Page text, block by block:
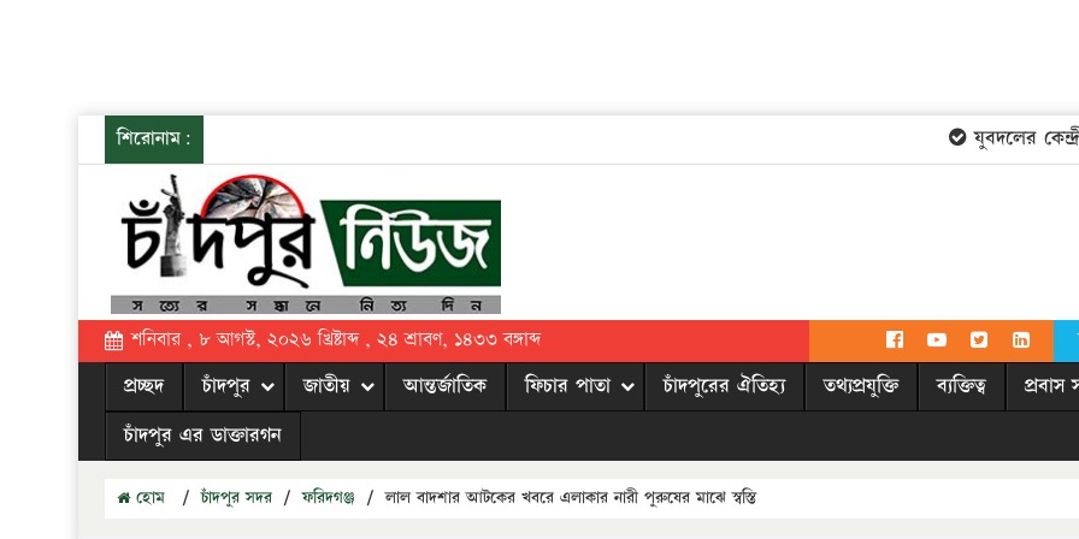
শিরোনাম: যুবদলের
শনিবার , ৮ আগস্ট, ২০২৬ খ্রিষ্টাব্দ , ২৪ শ্রাবণ, ১৪৩৩ বঙ্গাব্দ
প্রচ্ছদ চাঁদপুর জাতীয় আন্তর্জাতিক ফিচার পাতা চাঁদপুরের ঐতিহ্য তথ্যপ্রযুক্তি ব্যক্তিত্ব প্রবাস
চাঁদপুর এর ডাক্তারগন
হোম / চাঁদপুর সদর / ফরিদগঞ্জ / লাল বাদশার আটকের খবরে এলাকার নারী পুরুষের মাঝে স্বস্তি